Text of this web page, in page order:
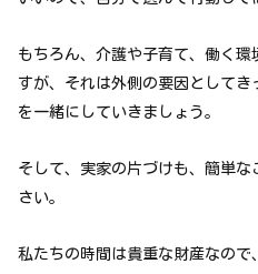
もちろん、介護や子育て、働く
すが、それは外側の要因として
を一緒にしていきましょう。
そして、実家の片づけも、簡単
さい。
私たちの時間は貴重な財産なの